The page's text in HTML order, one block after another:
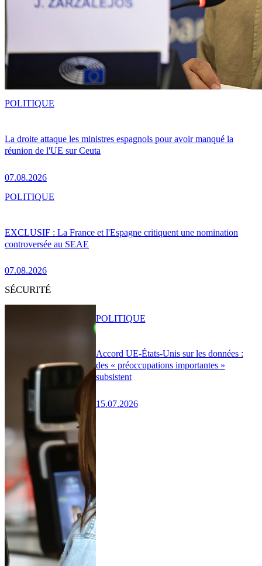
La droite attaque les ministres espagnols pour avoir manqué la
réunion de l'UE sur Ceuta
07.08.2026
POLITIQUE
EXCLUSIF : La France et l'Espagne critiquent une nomination
controversée au SEAE
07.08.2026
POLITIQUE
SÉCURITÉ
Accord UE-États-Unis sur les données :
des « préoccupations importantes »
subsistent
15.07.2026
POLITIQUE